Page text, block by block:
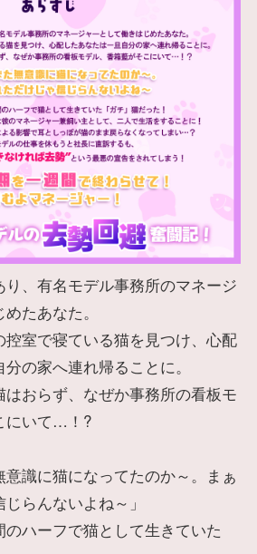
、有名モデル事務所のマネージ
たあなた。
室で寝ている猫を見つけ、心配
の家へ連れ帰ることに。
はおらず、なぜか事務所の看板モ
にいて…！?
識に猫になってたのか～。まぁ
らんないよね～」
ハーフで猫として生きていた